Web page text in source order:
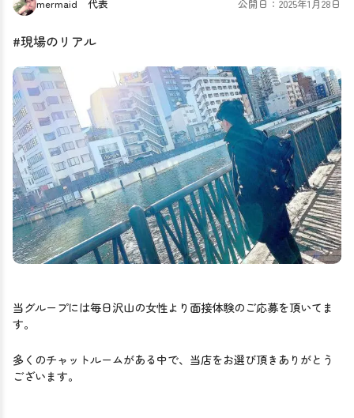
mermaid 代表 公開日：2025年1月28日
#現場のリアル
当グループには毎日沢山の女性より面接体験のご応募を頂いてま
す。
多くのチャットルームがある中で、当店をお選び頂きありがとう
ございます。